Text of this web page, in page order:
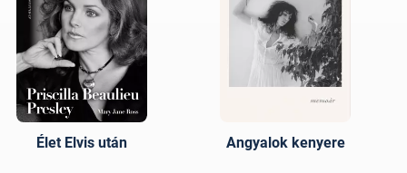
Élet Elvis után Angyalok kenyere